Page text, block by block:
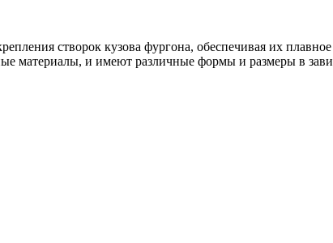
створок кузова фургона, обеспечивая их
материалы, и имеют различные формы и размеры в